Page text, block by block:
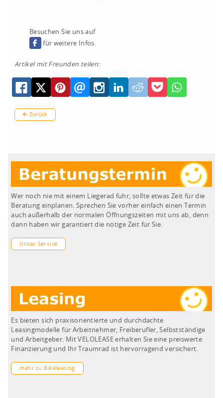
Besuchen Sie uns auf
für weitere Infos.
Artikel mit Freunden teilen:
Zurück
Wer noch nie mit einem Liegerad fuhr, sollte etwas Zeit für die
Beratung einplanen. Sprechen Sie vorher einfach einen Termin
auch außerhalb der normalen Öffnungszeiten mit uns ab, denn
dann haben wir garantiert die nötige Zeit für Sie.
Unser Service
Es bieten sich praxisorientierte und durchdachte
Leasingmodelle für Arbeitnehmer, Freiberufler, Selbstständige
und Arbeitgeber. Mit VELOLEASE erhalten Sie eine preiswerte
Finanzierung und Ihr Traumrad ist hervorragend versichert.
mehr zu Bikeleasing